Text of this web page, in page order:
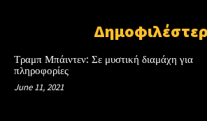
Τραμπ Μπάιντεν: Σε μυστική διαμάχη για
πληροφορίες
June 11, 2021